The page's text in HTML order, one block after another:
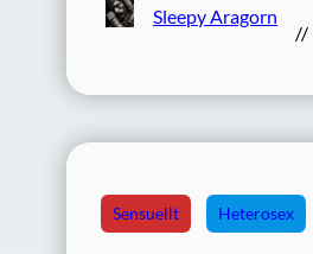
Sleepy Aragorn
//
Sensuellt Heterosex